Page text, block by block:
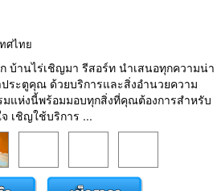
ศไทย
บ้านไร่เชิญมา รีสอร์ท นำเสนอทุกความน่า
ประตูคุณ ด้วยบริการและสิ่งอำนวยความ
แห่งนี้พร้อมมอบทุกสิ่งที่คุณต้องการสำหรับ
เชิญใช้บริการ ...